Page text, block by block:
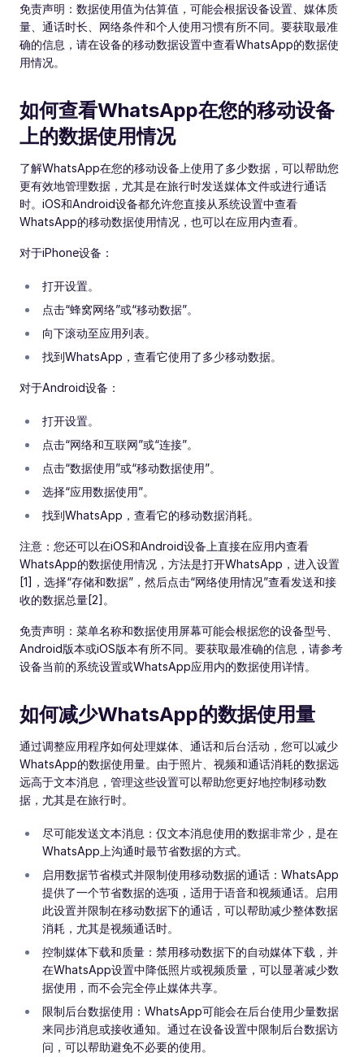
免责声明：数据使用值为估算值，可能会根据设备设置、媒体质
量、通话时长、网络条件和个人使用习惯有所不同。要获取最准
确的信息，请在设备的移动数据设置中查看WhatsApp的数据使
用情况。
如何查看WhatsApp在您的移动设备
上的数据使用情况
了解WhatsApp在您的移动设备上使用了多少数据，可以帮助您
更有效地管理数据，尤其是在旅行时发送媒体文件或进行通话
时。iOS和Android设备都允许您直接从系统设置中查看
WhatsApp的移动数据使用情况，也可以在应用内查看。
对于iPhone设备：
打开设置。
点击“蜂窝网络”或“移动数据”。
向下滚动至应用列表。
找到WhatsApp，查看它使用了多少移动数据。
对于Android设备：
打开设置。
点击“网络和互联网”或“连接”。
点击“数据使用”或“移动数据使用”。
选择“应用数据使用”。
找到WhatsApp，查看它的移动数据消耗。
注意：您还可以在iOS和Android设备上直接在应用内查看
WhatsApp的数据使用情况，方法是打开WhatsApp，进入设置
[1]，选择“存储和数据”，然后点击“网络使用情况”查看发送和接
收的数据总量[2]。
免责声明：菜单名称和数据使用屏幕可能会根据您的设备型号、
Android版本或iOS版本有所不同。要获取最准确的信息，请参考
设备当前的系统设置或WhatsApp应用内的数据使用详情。
如何减少WhatsApp的数据使用量
通过调整应用程序如何处理媒体、通话和后台活动，您可以减少
WhatsApp的数据使用量。由于照片、视频和通话消耗的数据远
远高于文本消息，管理这些设置可以帮助您更好地控制移动数
据，尤其是在旅行时。
尽可能发送文本消息：仅文本消息使用的数据非常少，是在
WhatsApp上沟通时最节省数据的方式。
启用数据节省模式并限制使用移动数据的通话：WhatsApp
提供了一个节省数据的选项，适用于语音和视频通话。启用
此设置并限制在移动数据下的通话，可以帮助减少整体数据
消耗，尤其是视频通话时。
控制媒体下载和质量：禁用移动数据下的自动媒体下载，并
在WhatsApp设置中降低照片或视频质量，可以显著减少数
据使用，而不会完全停止媒体共享。
限制后台数据使用：WhatsApp可能会在后台使用少量数据
来同步消息或接收通知。通过在设备设置中限制后台数据访
问，可以帮助避免不必要的使用。